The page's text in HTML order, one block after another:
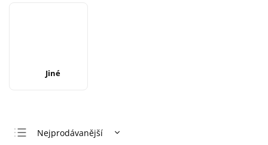
Jiné
Nejprodávanější